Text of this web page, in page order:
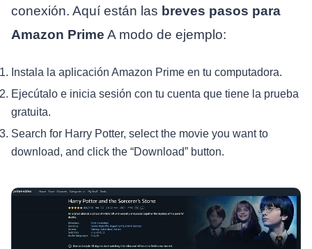
conexión. Aquí están las breves pasos para
Amazon Prime A modo de ejemplo:
Instala la aplicación Amazon Prime en tu computadora.
Ejecútalo e inicia sesión con tu cuenta que tiene la prueba
gratuita.
Search for Harry Potter, select the movie you want to
download, and click the “Download” button.